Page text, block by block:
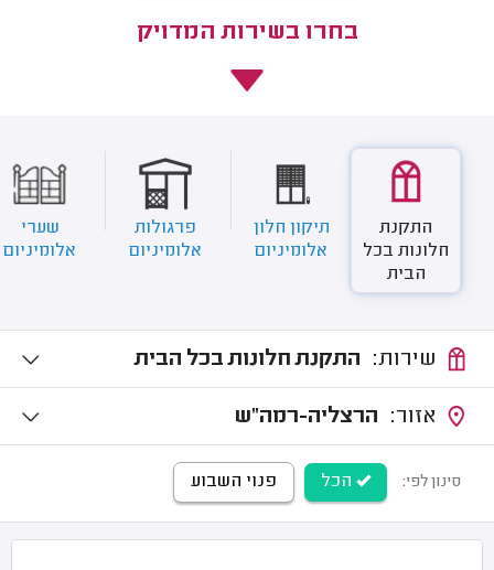
בחרו בשירות המדויק
התקנת
חלונות בכל
הבית
תיקון חלון
אלומיניום
פרגולות
אלומיניום
שערי
אלומיניום
התקנת חלונות בכל הבית
הרצליה-רמה"ש
סינון לפי: הכל פנוי השבוע